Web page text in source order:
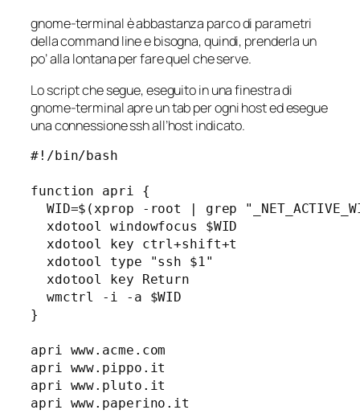
gnome-terminal è abbastanza parco di parametri
della command line e bisogna, quindi, prenderla un
po’ alla lontana per fare quel che serve.
Lo script che segue, eseguito in una finestra di
gnome-terminal apre un tab per ogni host ed esegue
una connessione ssh all’host indicato.
#!/bin/bash
function apri {
WID=$(xprop -root | grep
  xdotool windowfocus $WID
  xdotool key ctrl+shift+t
  xdotool type "ssh $1"
  xdotool key Return
  wmctrl -i -a $WID
}
apri www.acme.com
apri www.pippo.it
apri www.pluto.it
apri www.paperino.it